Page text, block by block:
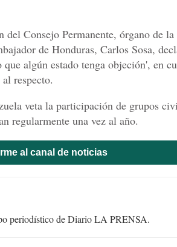
del Consejo Permanente, órgano de
de Honduras, Carlos Sosa,
algún estado tenga objeción', en
respecto.
veta la participación de grupos
regularmente una vez al año.
al canal de noticias
periodístico de Diario LA PRENSA.